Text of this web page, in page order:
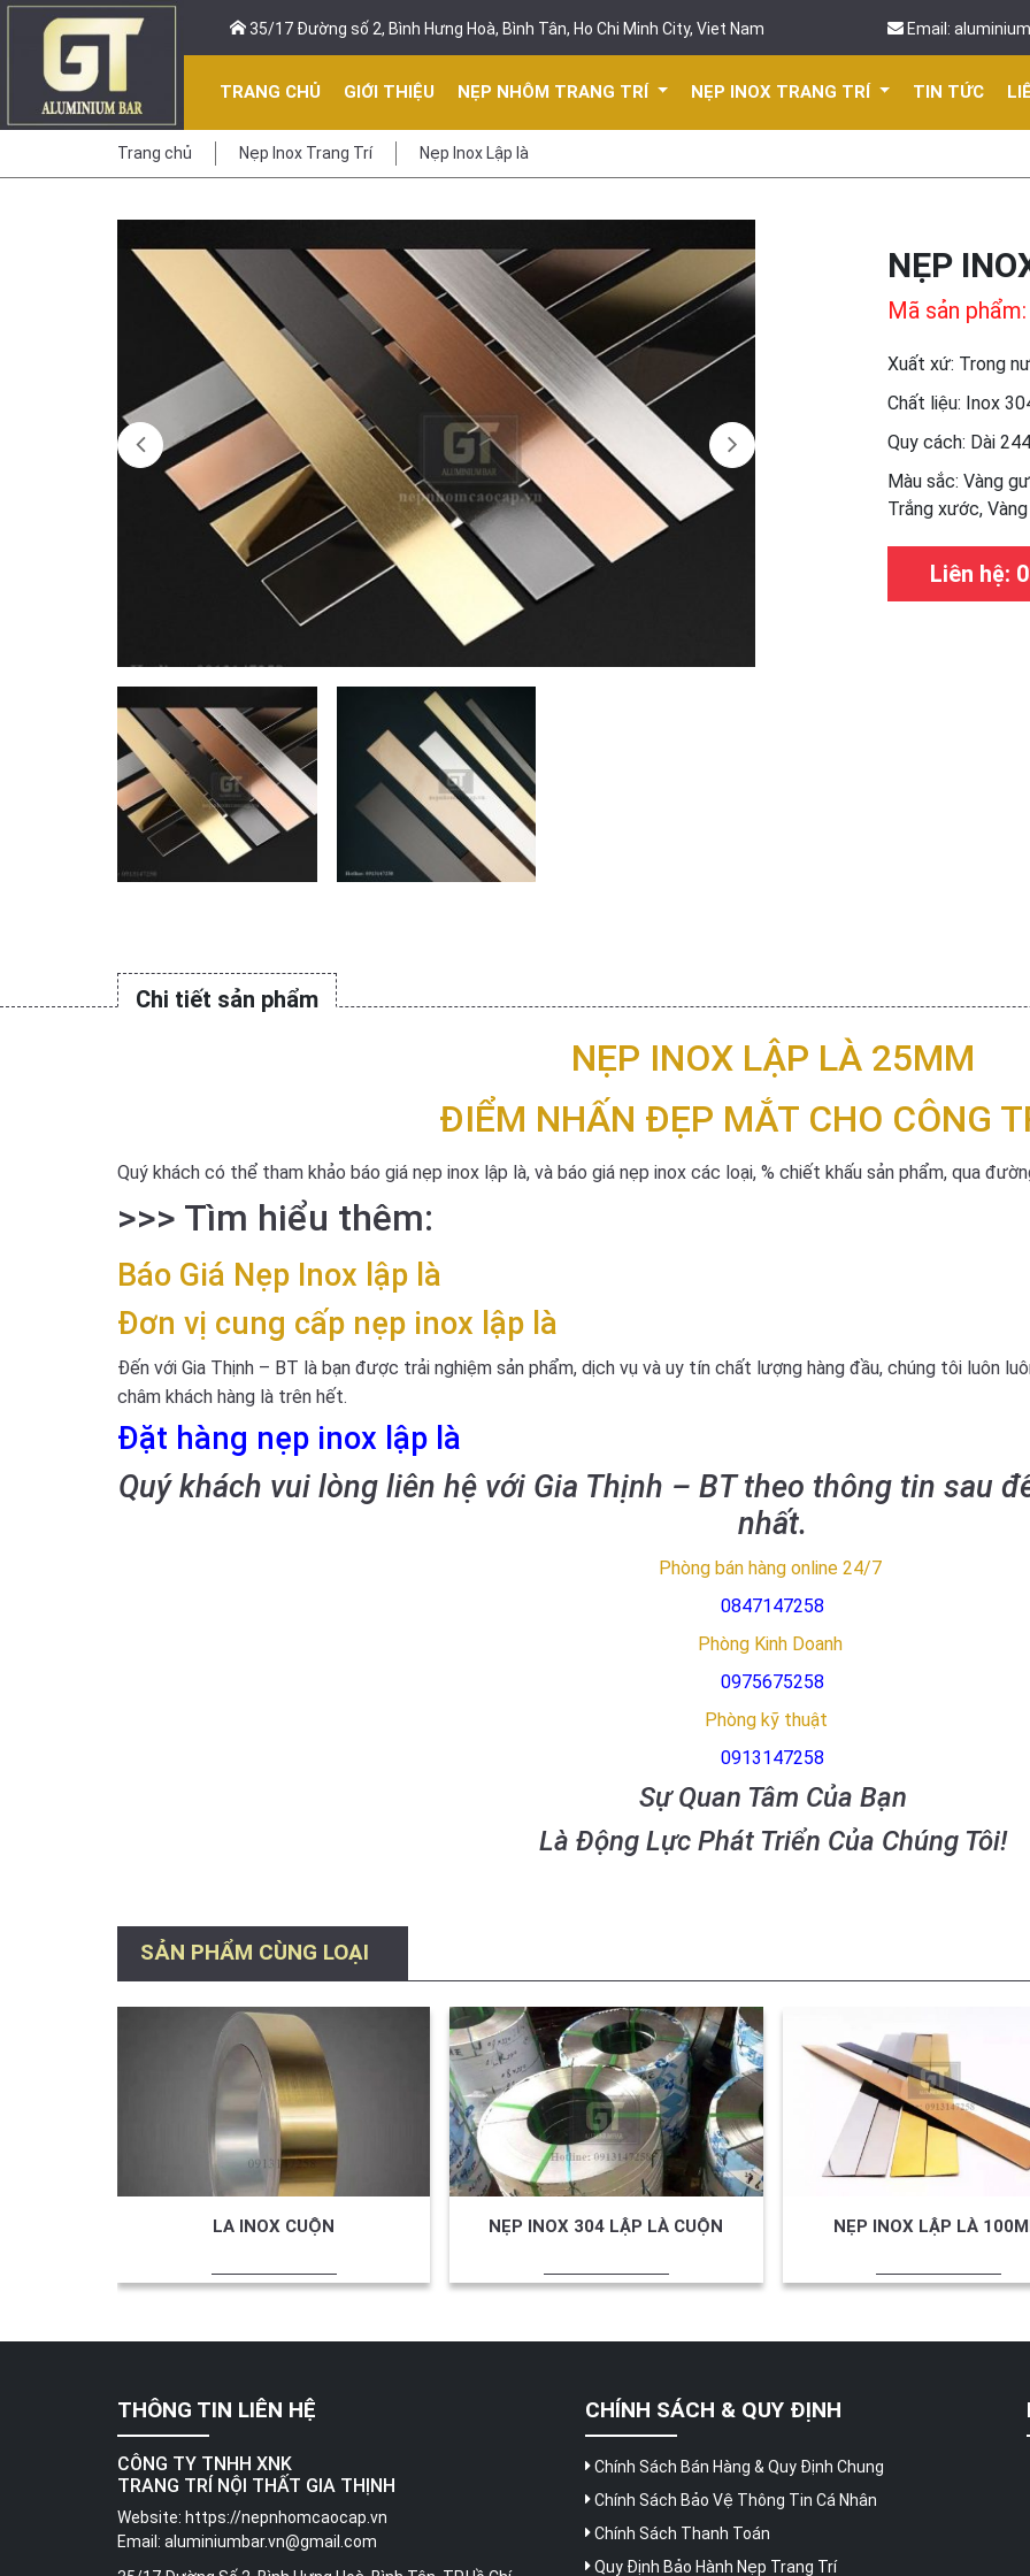
35/17 Đường số 2, Bình Hưng Hoà, Bình Tân, Ho Chi Minh City, Viet Nam Email:
TRANG CHỦ GIỚI THIỆU NẸP NHÔM TRANG TRÍ NẸP INOX TRANG TRÍ TIN TỨC
Trang chủ Nẹp Inox Trang Trí Nẹp Inox Lập là
NẸP
Mã sản
Xuất xứ: Trong
Chất liệu: Inox
Quy cách: Dài
Màu sắc: Vàng
Trắng xước,
Liên hệ:
Chi tiết sản phẩm
NẸP INOX LẬP LÀ 25MM
ĐIỂM NHẤN ĐẸP MẮT CHO CÔNG
Quý khách có thể tham khảo báo giá nẹp inox lập là, và báo giá nẹp inox các loại, % chiết khấu sản phẩm, qua
>>> Tìm hiểu thêm:
Báo Giá Nẹp Inox lập là
Đơn vị cung cấp nẹp inox lập là
Đến với Gia Thịnh – BT là bạn được trải nghiệm sản phẩm, dịch vụ và uy tín chất lượng hàng đầu, chúng tôi luôn
châm khách hàng là trên hết.
Đặt hàng nẹp inox lập là
Quý khách vui lòng liên hệ với Gia Thịnh – BT theo thông tin sau
nhất.
Phòng bán hàng online 24/7
0847147258
Phòng Kinh Doanh
0975675258
Phòng kỹ thuật
0913147258
Sự Quan Tâm Của Bạn
Là Động Lực Phát Triển Của Chúng Tôi!
SẢN PHẨM CÙNG LOẠI
LA INOX CUỘN NẸP INOX 304 LẬP LÀ CUỘN NẸP INOX LẬP LÀ
THÔNG TIN LIÊN HỆ
CÔNG TY TNHH XNK
TRANG TRÍ NỘI THẤT GIA THỊNH
Website: https://nepnhomcaocap.vn
Email: aluminiumbar.vn@gmail.com
CHÍNH SÁCH & QUY ĐỊNH
Chính Sách Bán Hàng & Quy Định Chung
Chính Sách Bảo Vệ Thông Tin Cá Nhân
Chính Sách Thanh Toán
Quy Định Bảo Hành Nẹp Trang Trí